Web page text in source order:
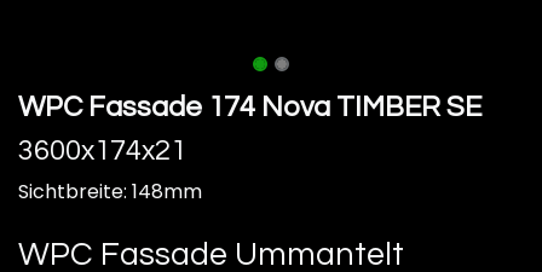
WPC Fassade 174 Nova TIMBER SE
3600x174x21
Sichtbreite: 148mm
WPC Fassade Ummantelt